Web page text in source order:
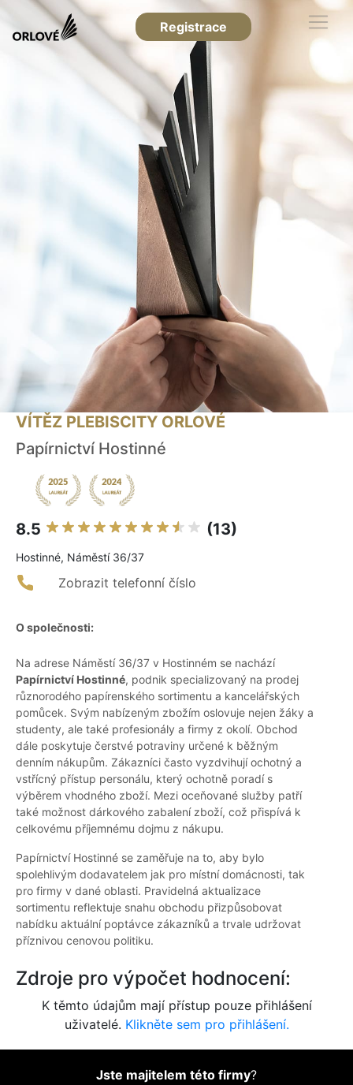
Registrace
VÍTĚZ PLEBISCITY ORLOVÉ
Papírnictví Hostinné
8.5 (13)
Hostinné, Náměstí 36/37
Zobrazit telefonní číslo
O společnosti:
Na adrese Náměstí 36/37 v Hostinném se nachází
Papírnictví Hostinné, podnik specializovaný na prodej
různorodého papírenského sortimentu a kancelářských
pomůcek. Svým nabízeným zbožím oslovuje nejen žáky a
studenty, ale také profesionály a firmy z okolí. Obchod
dále poskytuje čerstvé potraviny určené k běžným
denním nákupům. Zákazníci často vyzdvihují ochotný a
vstřícný přístup personálu, který ochotně poradí s
výběrem vhodného zboží. Mezi oceňované služby patří
také možnost dárkového zabalení zboží, což přispívá k
celkovému příjemnému dojmu z nákupu.
Papírnictví Hostinné se zaměřuje na to, aby bylo
spolehlivým dodavatelem jak pro místní domácnosti, tak
pro firmy v dané oblasti. Pravidelná aktualizace
sortimentu reflektuje snahu obchodu přizpůsobovat
nabídku aktuální poptávce zákazníků a trvale udržovat
příznivou cenovou politiku.
Zdroje pro výpočet hodnocení:
K těmto údajům mají přístup pouze přihlášení
uživatelé. Klikněte sem pro přihlášení.
Jste majitelem této firmy?